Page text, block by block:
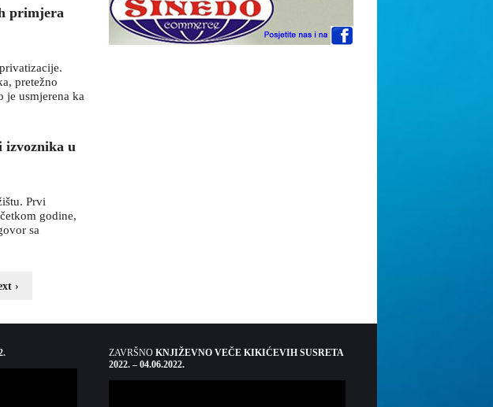
primjera
pretežno
je usmjerena ka
izvoznika u
Prvi
godine,
sa
›
ZAVRŠNO KNJIŽEVNO VEČE KIKIĆEVIH SUSRETA
2022. – 04.06.2022.